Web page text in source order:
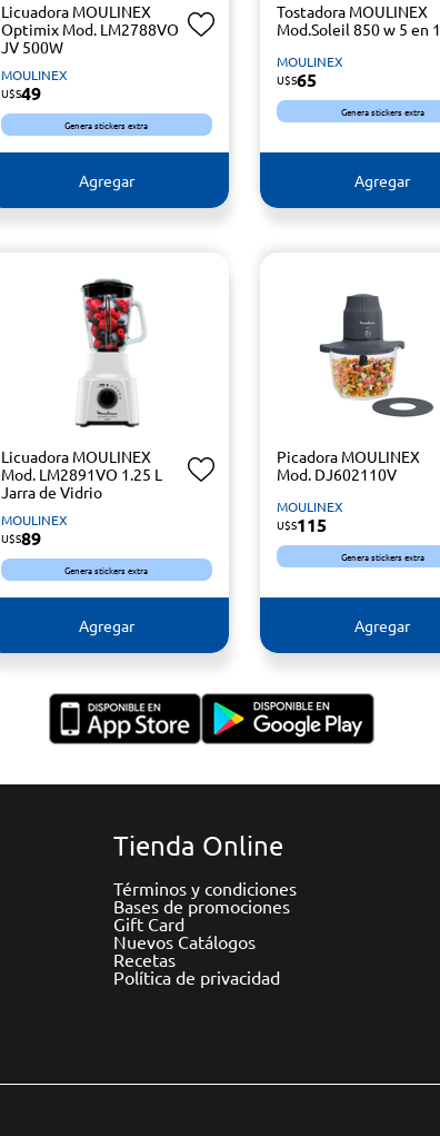
Licuadora MOULINEX
Optimix Mod. LM2788VO
JV 500W
MOULINEX
U$S49
Genera stickers extra
Agregar
Tostadora MOULINEX
Mod.Soleil 850 w 5 en 1
MOULINEX
U$S65
Genera stickers extra
Agregar
Licuadora MOULINEX
Mod. LM2891VO 1.25 L
Jarra de Vidrio
MOULINEX
U$S89
Genera stickers extra
Agregar
Picadora MOULINEX
Mod. DJ602110V
MOULINEX
U$S115
Genera stickers extra
Agregar
Tienda Online
Términos y condiciones
Bases de promociones
Gift Card
Nuevos Catálogos
Recetas
Política de privacidad